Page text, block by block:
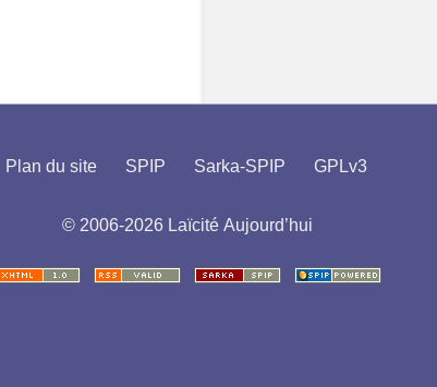
Plan du site SPIP Sarka-SPIP GPLv3
© 2006-2026 Laïcité Aujourd’hui